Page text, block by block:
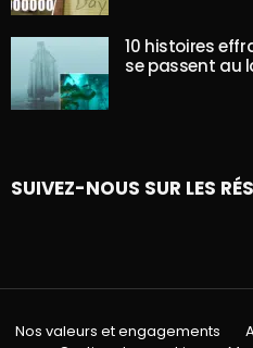
10 histoires
se passent au
SUIVEZ-NOUS SUR LES
Nos valeurs et engagements